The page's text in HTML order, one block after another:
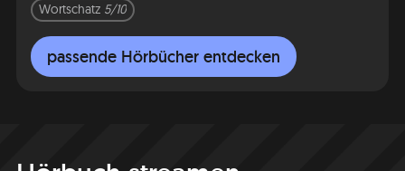
Wortschatz 5/10
passende Hörbücher entdecken